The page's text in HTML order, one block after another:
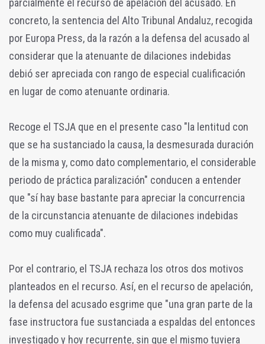
parcialmente el recurso de apelación del acusado. En
concreto, la sentencia del Alto Tribunal Andaluz, recogida
por Europa Press, da la razón a la defensa del acusado al
considerar que la atenuante de dilaciones indebidas
debió ser apreciada con rango de especial cualificación
en lugar de como atenuante ordinaria.
Recoge el TSJA que en el presente caso "la lentitud con
que se ha sustanciado la causa, la desmesurada duración
de la misma y, como dato complementario, el considerable
periodo de práctica paralización" conducen a entender
que "sí hay base bastante para apreciar la concurrencia
de la circunstancia atenuante de dilaciones indebidas
como muy cualificada".
Por el contrario, el TSJA rechaza los otros dos motivos
planteados en el recurso. Así, en el recurso de apelación,
la defensa del acusado esgrime que "una gran parte de la
fase instructora fue sustanciada a espaldas del entonces
investigado y hoy recurrente, sin que el mismo tuviera